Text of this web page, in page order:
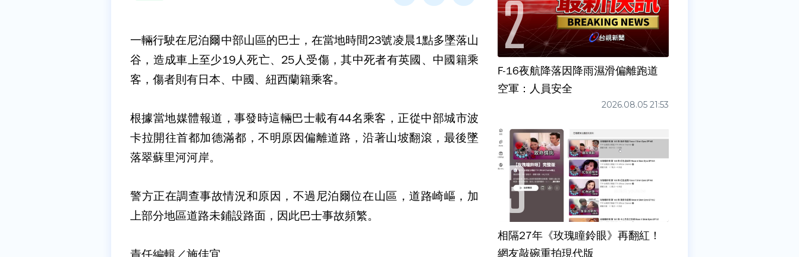
一輛行駛在尼泊爾中部山區的巴士，在當地時間23號凌晨1點多墜落山
谷，造成車上至少19人死亡、25人受傷，其中死者有英國、中國籍乘
客，傷者則有日本、中國、紐西蘭籍乘客。
根據當地媒體報道，事發時這輛巴士載有44名乘客，正從中部城市波
卡拉開往首都加德滿都，不明原因偏離道路，沿著山坡翻滾，最後墜
落翠蘇里河河岸。
警方正在調查事故情況和原因，不過尼泊爾位在山區，道路崎嶇，加
上部分地區道路未鋪設路面，因此巴士事故頻繁。
F-16夜航降落因降雨濕滑偏離跑道
空軍：人員安全
2026.08.05 21:53
相隔27年《玫瑰瞳鈴眼》再翻紅！
網友敲碗重拍現代版